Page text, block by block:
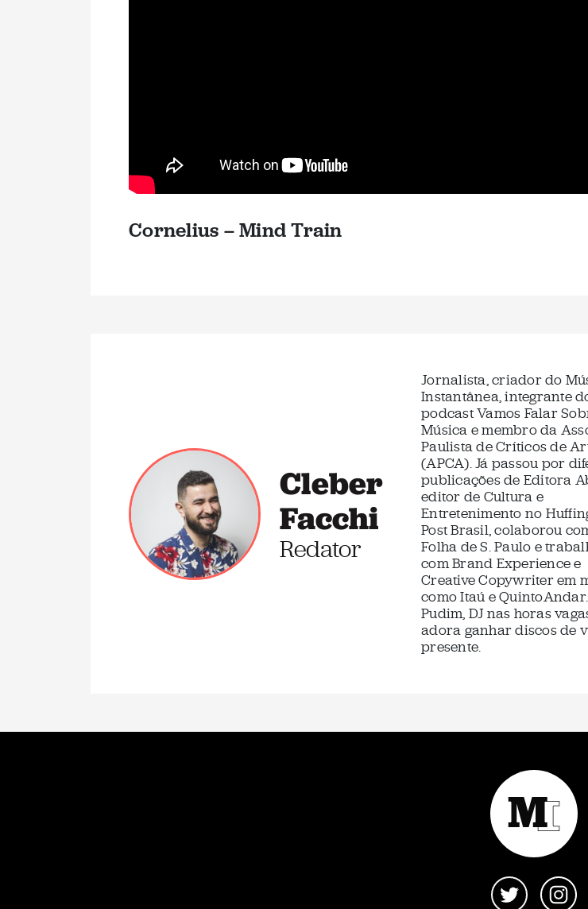
Cornelius – Mind Train
Cleber
Facchi
Redator
Jornalista, criador do
Instantânea, integrante
podcast Vamos Falar
Música e membro da
Paulista de Críticos de
(APCA). Já passou por
publicações de Editora
editor de Cultura e
Entretenimento no
Post Brasil, colaborou
Folha de S. Paulo e
com Brand Experience e
Creative Copywriter em
como Itaú e
Pudim, DJ nas horas
adora ganhar discos de
presente.